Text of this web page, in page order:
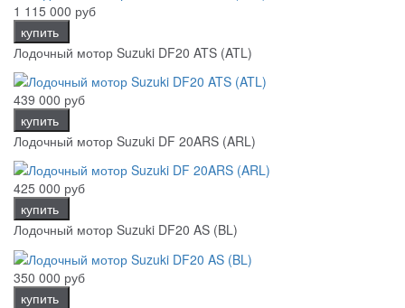
1 115 000 руб
купить
Лодочный мотор Suzuki DF20 ATS (ATL)
439 000 руб
купить
Лодочный мотор Suzuki DF 20ARS (ARL)
425 000 руб
купить
Лодочный мотор Suzuki DF20 AS (BL)
350 000 руб
купить